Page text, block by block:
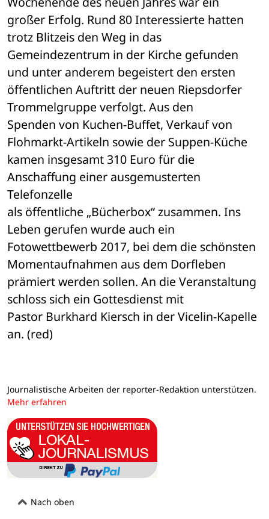
großer Erfolg. Rund 80 Interessierte hatten
trotz Blitzeis den Weg in das
Gemeindezentrum in der Kirche gefunden
und unter anderem begeistert den ersten
öffentlichen Auftritt der neuen Riepsdorfer
Trommelgruppe verfolgt. Aus den
Spenden von Kuchen-Buffet, Verkauf von
Flohmarkt-Artikeln sowie der Suppen-Küche
kamen insgesamt 310 Euro für die
Anschaffung einer ausgemusterten
Telefonzelle
als öffentliche „Bücherbox“ zusammen. Ins
Leben gerufen wurde auch ein
Fotowettbewerb 2017, bei dem die schönsten
Momentaufnahmen aus dem Dorfleben
prämiert werden sollen. An die Veranstaltung
schloss sich ein Gottesdienst mit
Pastor Burkhard Kiersch in der Vicelin-Kapelle
an. (red)
Journalistische Arbeiten der reporter-Redaktion unterstützen.
Mehr erfahren
Nach oben